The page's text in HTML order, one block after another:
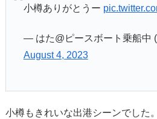
小樽ありがとうー
— はた@ピースボート乗船中
August 4, 2023
小樽もきれいな出港シーンでした。